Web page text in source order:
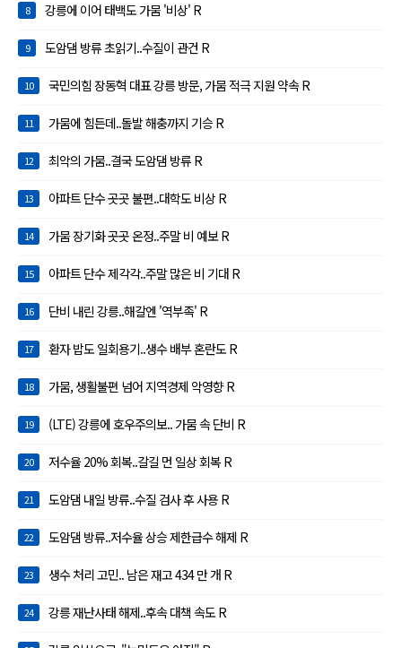
8 강릉에 이어 태백도 가뭄 '비상' R
9 도암댐 방류 초읽기..수질이 관건 R
10 국민의힘 장동혁 대표 강릉 방문, 가뭄 적극 지원 약속 R
11 가뭄에 힘든데..돌발 해충까지 기승 R
12 최악의 가뭄..결국 도암댐 방류 R
13 아파트 단수 곳곳 불편..대학도 비상 R
14 가뭄 장기화 곳곳 온정..주말 비 예보 R
15 아파트 단수 제각각..주말 많은 비 기대 R
16 단비 내린 강릉..해갈엔 '역부족' R
17 환자 밥도 일회용기..생수 배부 혼란도 R
18 가뭄, 생활불편 넘어 지역경제 악영향 R
19 (LTE) 강릉에 호우주의보.. 가뭄 속 단비 R
20 저수율 20% 회복..갈길 먼 일상 회복 R
21 도암댐 내일 방류..수질 검사 후 사용 R
22 도암댐 방류..저수율 상승 제한급수 해제 R
23 생수 처리 고민.. 남은 재고 434 만 개 R
24 강릉 재난사태 해제..후속 대책 속도 R